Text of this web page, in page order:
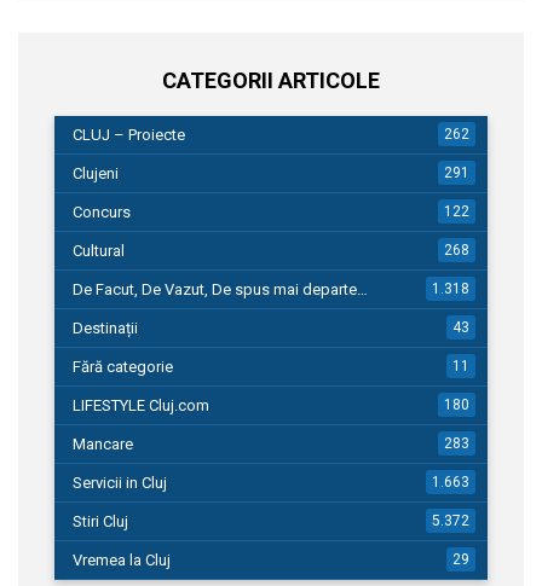
CATEGORII ARTICOLE
CLUJ – Proiecte 262
Clujeni 291
Concurs 122
Cultural 268
De Facut, De Vazut, De spus mai departe… 1.318
Destinații 43
Fără categorie 11
LIFESTYLE Cluj.com 180
Mancare 283
Servicii in Cluj 1.663
Stiri Cluj 5.372
Vremea la Cluj 29